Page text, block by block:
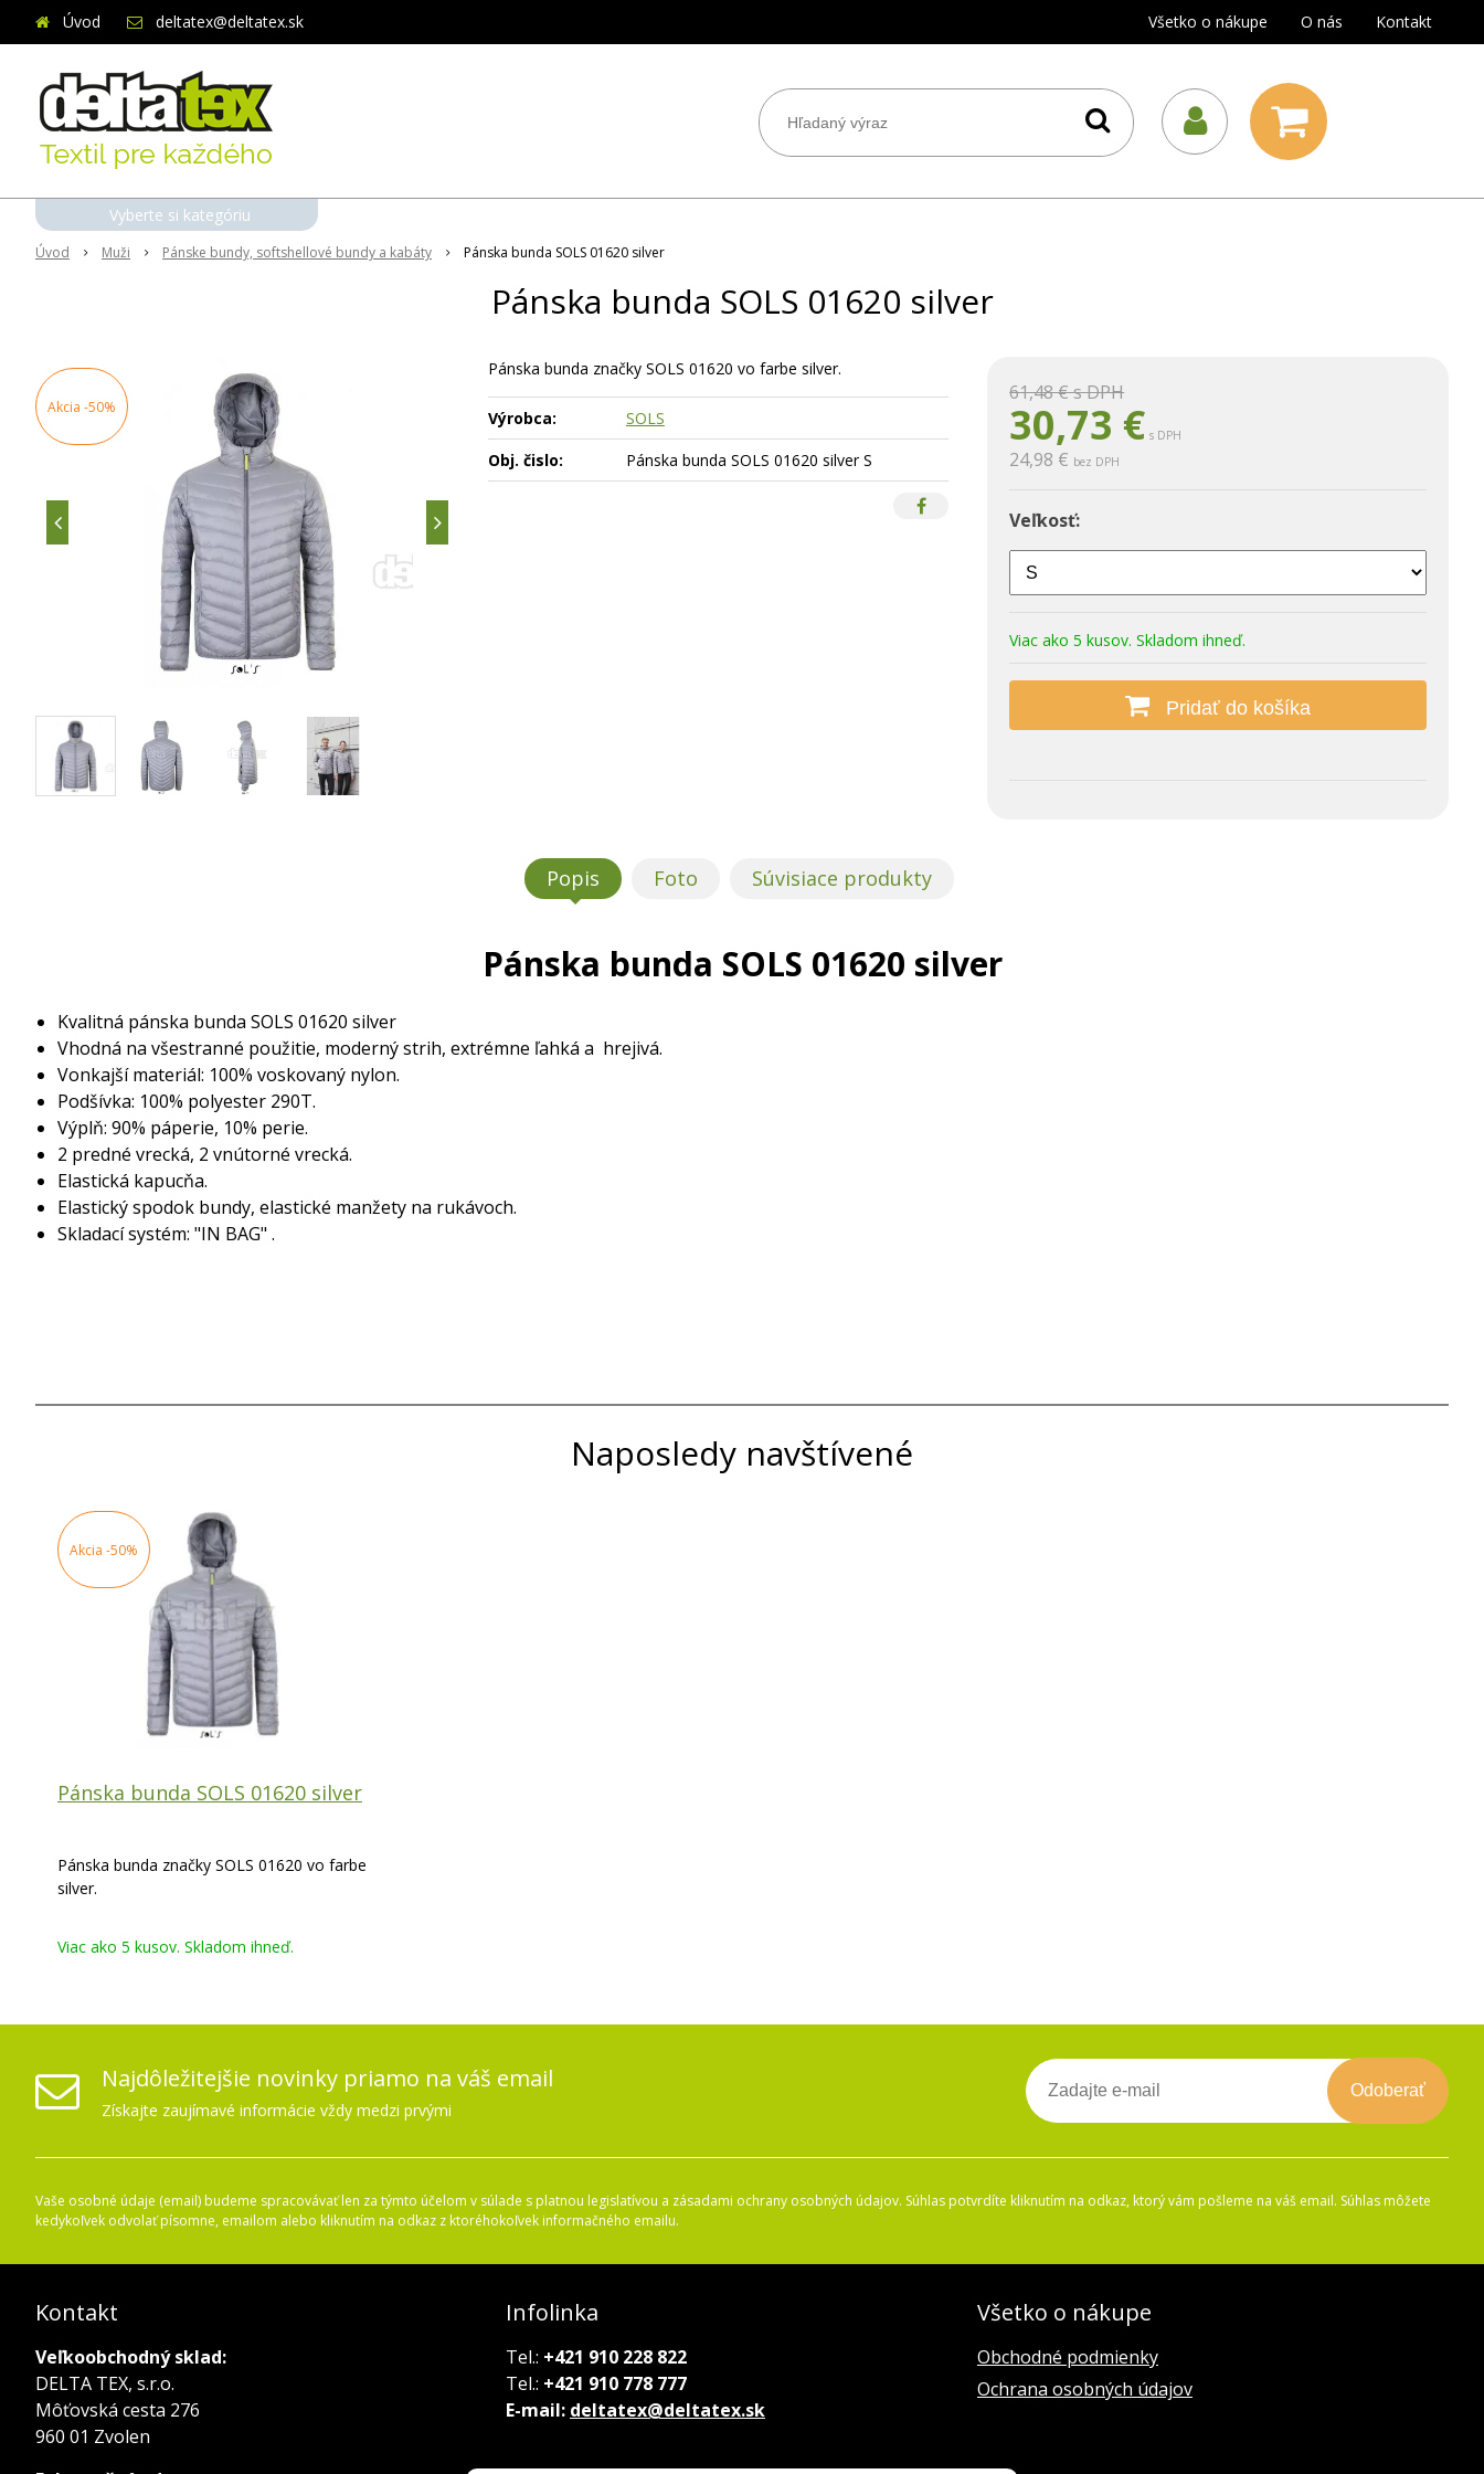
Úvod deltatex@deltatex.sk Všetko o nákupe O nás Kontakt
Úvod Muži Pánske bundy, softshellové bundy a kabáty Pánska bunda SOLS 01620 silver
Pánska bunda SOLS 01620 silver
Akcia -50%
61,48 €s DPH
30,73 € s DPH
24,98 € bez DPH
Veľkosť:
Viac ako 5 kusov. Skladom ihneď.
Pridať do košíka
Pánska bunda značky SOLS 01620 vo farbe silver.
Výrobca:
SOLS
Obj. čislo:
Pánska bunda SOLS 01620 silver S
Popis Foto Súvisiace produkty
Pánska bunda SOLS 01620 silver
Kvalitná pánska bunda SOLS 01620 silver
Vhodná na všestranné použitie, moderný strih, extrémne ľahká a hrejivá.
Vonkajší materiál: 100% voskovaný nylon.
Podšívka: 100% polyester 290T.
Výplň: 90% páperie, 10% perie.
2 predné vrecká, 2 vnútorné vrecká.
Elastická kapucňa.
Elastický spodok bundy, elastické manžety na rukávoch.
Skladací systém: "IN BAG" .
Naposledy navštívené
Akcia -50%
Pánska bunda SOLS 01620 silver
Pánska bunda značky SOLS 01620 vo farbe
silver.
Viac ako 5 kusov. Skladom ihneď.
Vyberte si kategóriu
Najdôležitejšie novinky priamo na váš email
Získajte zaujímavé informácie vždy medzi prvými
Odoberať
Vaše osobné údaje (email) budeme spracovávať len za týmto účelom v súlade s platnou legislatívou a zásadami ochrany osobných údajov. Súhlas potvrdíte kliknutím na odkaz, ktorý vám pošleme na váš email. Súhlas môžete
kedykoľvek odvolať písomne, emailom alebo kliknutím na odkaz z ktoréhokoľvek informačného emailu.
Kontakt
Veľkoobchodný sklad:
DELTA TEX, s.r.o.
Môťovská cesta 276
960 01 Zvolen
Infolinka
Tel.: +421 910 228 822
Tel.: +421 910 778 777
E-mail: deltatex@deltatex.sk
Všetko o nákupe
Obchodné podmienky
Ochrana osobných údajov